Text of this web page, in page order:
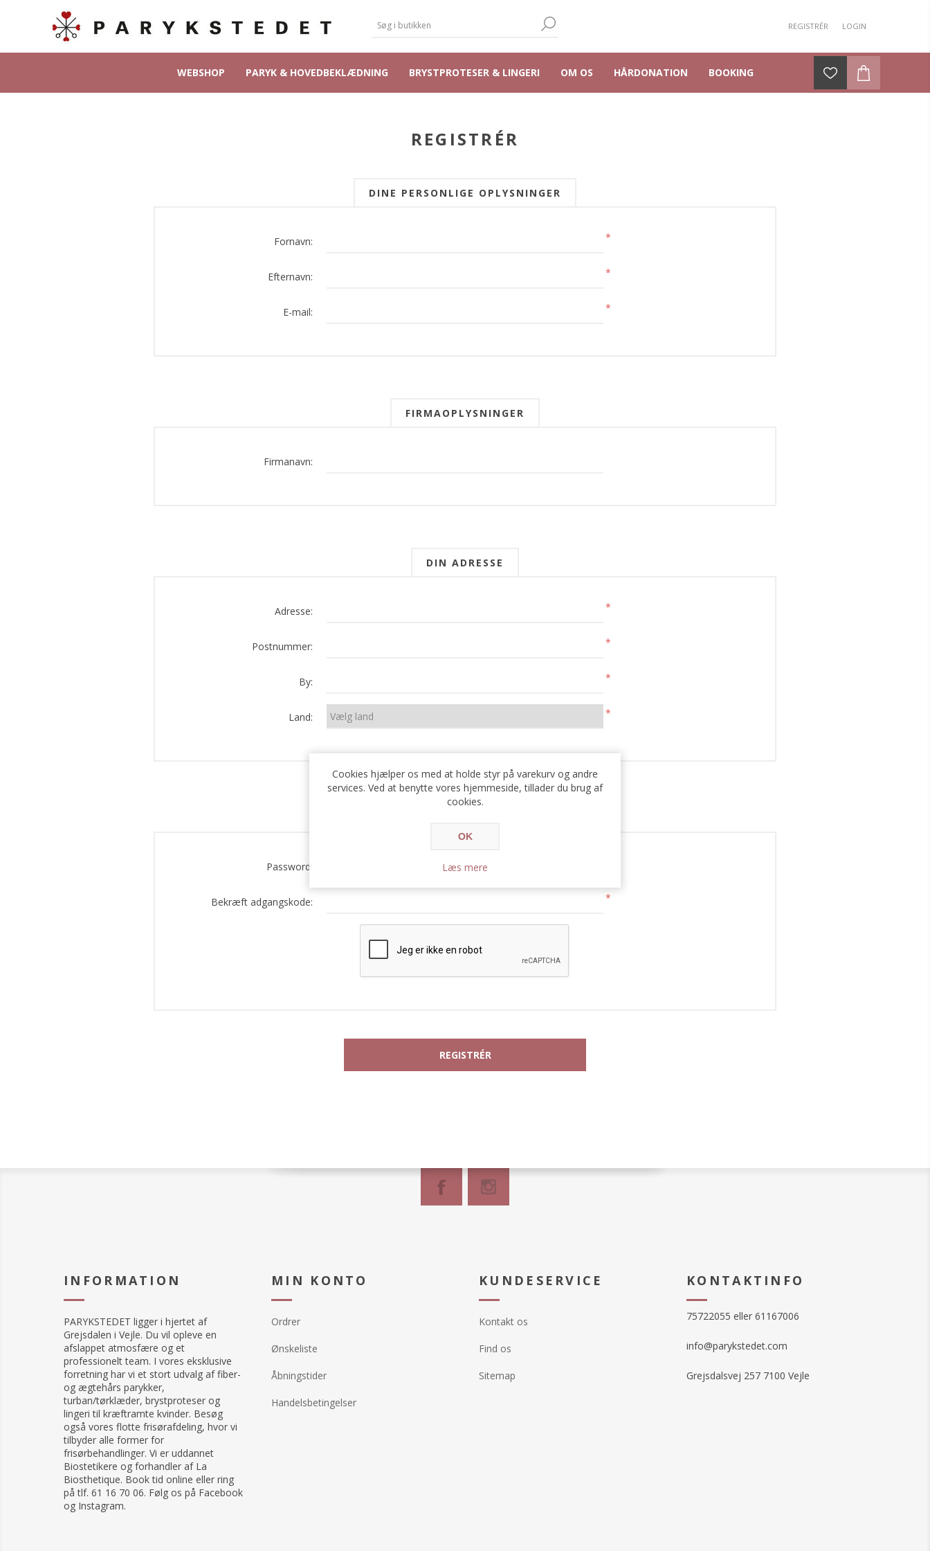
REGISTRÉR LOGIN
WEBSHOP PARYK & HOVEDBEKLÆDNING BRYSTPROTESER & LINGERI OM OS HÅRDONATION BOOKING
REGISTRÉR
DINE PERSONLIGE OPLYSNINGER
Fornavn: *
Efternavn: *
E-mail: *
FIRMAOPLYSNINGER
Firmanavn:
DIN ADRESSE
Adresse: *
Postnummer: *
By: *
Land: *
Password:
Bekræft adgangskode: *
INFORMATION
PARYKSTEDET ligger i hjertet af
Grejsdalen i Vejle. Du vil opleve en
afslappet atmosfære og et
professionelt team. I vores eksklusive
forretning har vi et stort udvalg af fiber-
og ægtehårs parykker,
turban/tørklæder, brystproteser og
lingeri til kræftramte kvinder. Besøg
også vores flotte frisørafdeling, hvor vi
tilbyder alle former for
frisørbehandlinger. Vi er uddannet
Biostetikere og forhandler af La
Biosthetique. Book tid online eller ring
på tlf. 61 16 70 06. Følg os på Facebook
og Instagram.
MIN KONTO
Ordrer
Ønskeliste
Åbningstider
Handelsbetingelser
KUNDESERVICE
Kontakt os
Find os
Sitemap
KONTAKTINFO
75722055 eller 61167006
info@parykstedet.com
Grejsdalsvej 257 7100 Vejle
Cookies hjælper os med at holde styr på varekurv og andre
services. Ved at benytte vores hjemmeside, tillader du brug af
cookies.
OK
Læs mere